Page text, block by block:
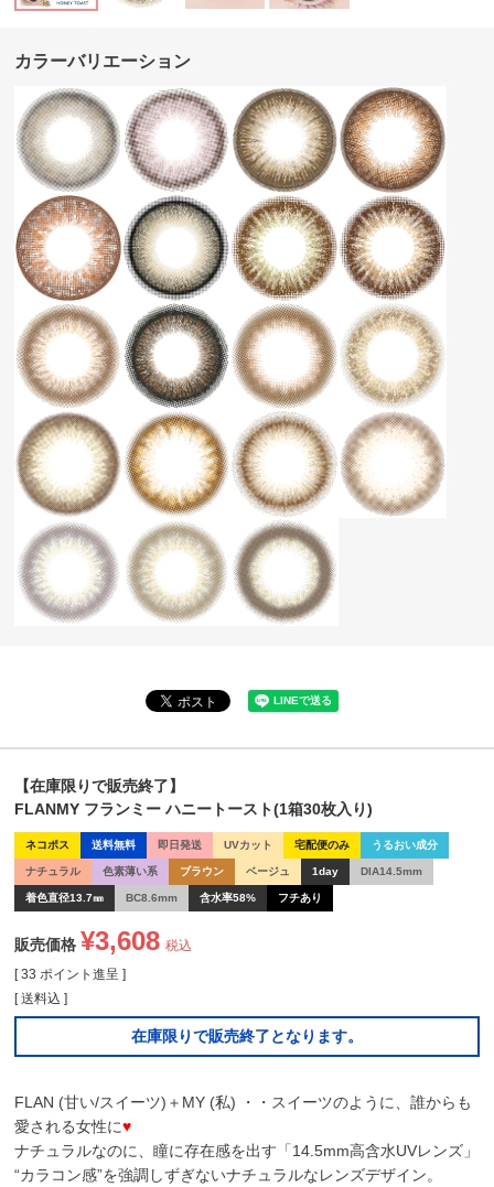
カラーバリエーション
【在庫限りで販売終了】
FLANMY フランミー ハニートースト(1箱30枚入り)
ネコポス 送料無料 即日発送 UVカット 宅配便のみ うるおい成分
ナチュラル 色素薄い系 ブラウン ベージュ 1day DIA14.5mm
着色直径13.7㎜ BC8.6mm 含水率58% フチあり
販売価格 ¥3,608 税込
[ 33 ポイント進呈 ]
送料込
在庫限りで販売終了となります。
FLAN (甘い/スイーツ)＋MY (私) ・・スイーツのように、誰からも
愛される女性に♥
ナチュラルなのに、瞳に存在感を出す「14.5mm高含水UVレンズ」
“カラコン感”を強調しずぎないナチュラルなレンズデザイン。